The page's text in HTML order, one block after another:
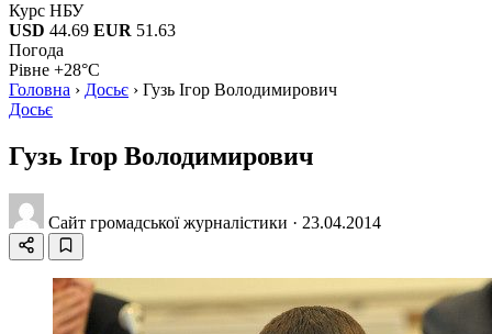
Курс НБУ
USD 44.69 EUR 51.63
Погода
Рівне +28°C
Головна › Досьє › Гузь Ігор Володимирович
Досьє
Гузь Ігор Володимирович
Сайт громадської журналістики · 23.04.2014